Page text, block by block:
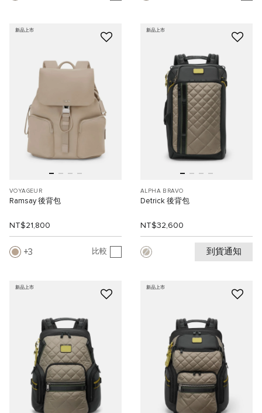
新品上市
VOYAGEUR
Ramsay 後背包
NT$21,800
3 比較
新品上市
ALPHA BRAVO
Detrick 後背包
NT$32,600
到貨通知
新品上市 新品上市